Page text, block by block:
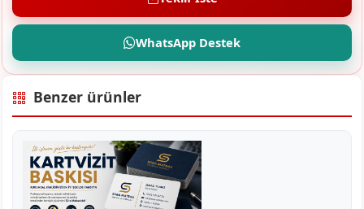
WhatsApp Destek
Benzer ürünler